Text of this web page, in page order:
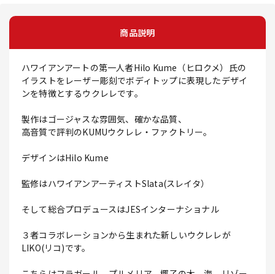
商品説明
ハワイアンアートの第一人者Hilo Kume（ヒロクメ）氏の
イラストをレーザー彫刻でボディトップに表現したデザイ
ンを特徴とするウクレレです。
製作はゴージャスな雰囲気、確かな品質、
高音質で評判のKUMUウクレレ・ファクトリー。
デザインはHilo Kume
監修はハワイアンアーティストSlata(スレイタ）
そして総合プロデュースはJESインターナショナル
３者コラボレーションから生まれた新しいウクレレが
LIKO(リコ)です。